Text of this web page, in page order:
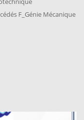
F_Génie Mécanique